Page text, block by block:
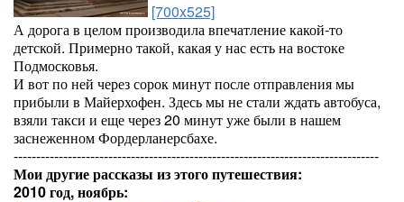
[700x525]
А дорога в целом производила впечатление какой-то
детской. Примерно такой, какая у нас есть на востоке
Подмосковья.
И вот по ней через сорок минут после отправления мы
прибыли в Майерхофен. Здесь мы не стали ждать автобуса,
взяли такси и еще через 20 минут уже были в нашем
заснеженном Фордерланерсбахе.
---------------------------------------------------------------------------------
Мои другие рассказы из этого путешествия:
2010 год, ноябрь: